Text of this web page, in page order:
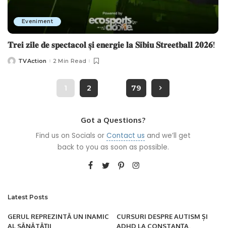
Eveniment
𝐓𝐫𝐞𝐢 𝐳𝐢𝐥𝐞 𝐝𝐞 𝐬𝐩𝐞𝐜𝐭𝐚𝐜𝐨𝐥 𝐬̦𝐢 𝐞𝐧𝐞𝐫𝐠𝐢𝐞 𝐥𝐚 𝐒𝐢𝐛𝐢𝐮 𝐒𝐭𝐫𝐞𝐞𝐭𝐛𝐚𝐥𝐥 𝟐𝟎𝟐𝟔!
PostedTVAction 2 Min Read
1 2 79
Got a Questions?
Find us on Socials or Contact us and we’ll get
back to you as soon as possible.
Latest Posts
GERUL REPREZINTĂ UN INAMIC
AL SĂNĂTĂȚII
CURSURI DESPRE AUTISM ȘI
ADHD LA CONSTANȚA,